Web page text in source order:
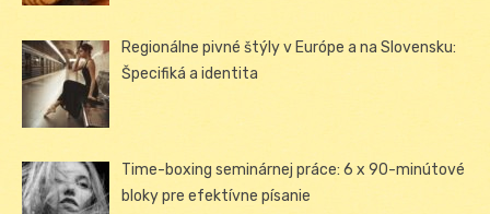
Regionálne pivné štýly v Európe a na Slovensku:
Špecifiká a identita
Time-boxing seminárnej práce: 6 x 90-minútové
bloky pre efektívne písanie